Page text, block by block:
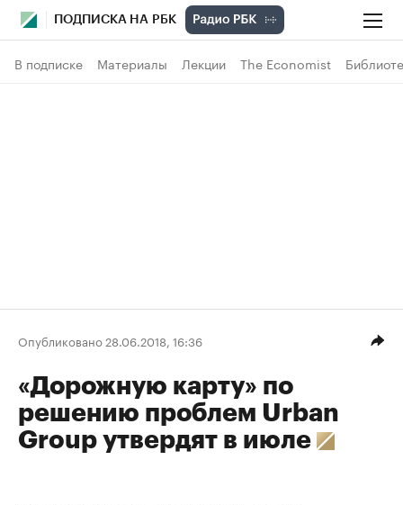
ПОДПИСКА НА РБК
В подписке Материалы Лекции The Economist
Опубликовано 28.06.2018, 16:36
«Дорожную карту» по
решению проблем Urban
Group утвердят в июле